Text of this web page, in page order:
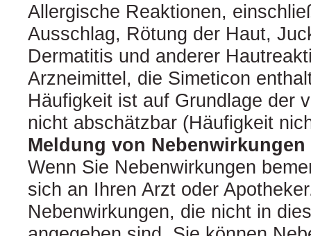
Allergische Reaktionen,
Ausschlag, Rötung der Haut,
Dermatitis und anderer
Arzneimittel, die Simeticon
Häufigkeit ist auf Grundlage der
nicht abschätzbar (Häufigkeit
Meldung von Nebenwirkungen
Wenn Sie Nebenwirkungen
sich an Ihren Arzt oder
Nebenwirkungen, die nicht in